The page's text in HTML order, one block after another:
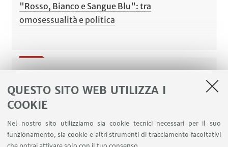
QUESTO SITO WEB UTILIZZA I
COOKIE
Nel nostro sito utilizziamo sia cookie tecnici necessari per il suo
funzionamento, sia cookie e altri strumenti di tracciamento facoltativi
"Rosso, Bianco e Sangue Blu": tra
omosessualità e politica
interculturale
Hauntology: i fantasmi del futuro